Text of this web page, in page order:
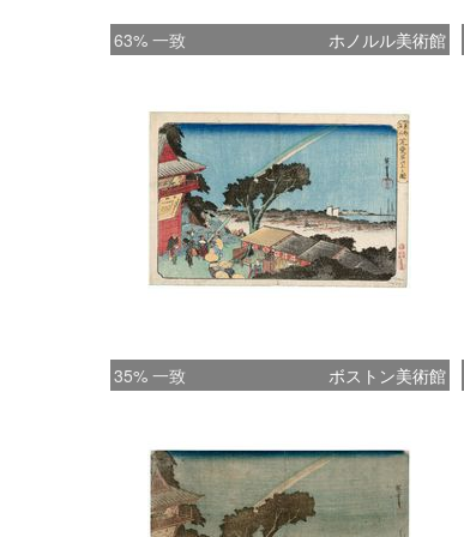
63% 一致 ホノルル美術館
35% 一致 ボストン美術館